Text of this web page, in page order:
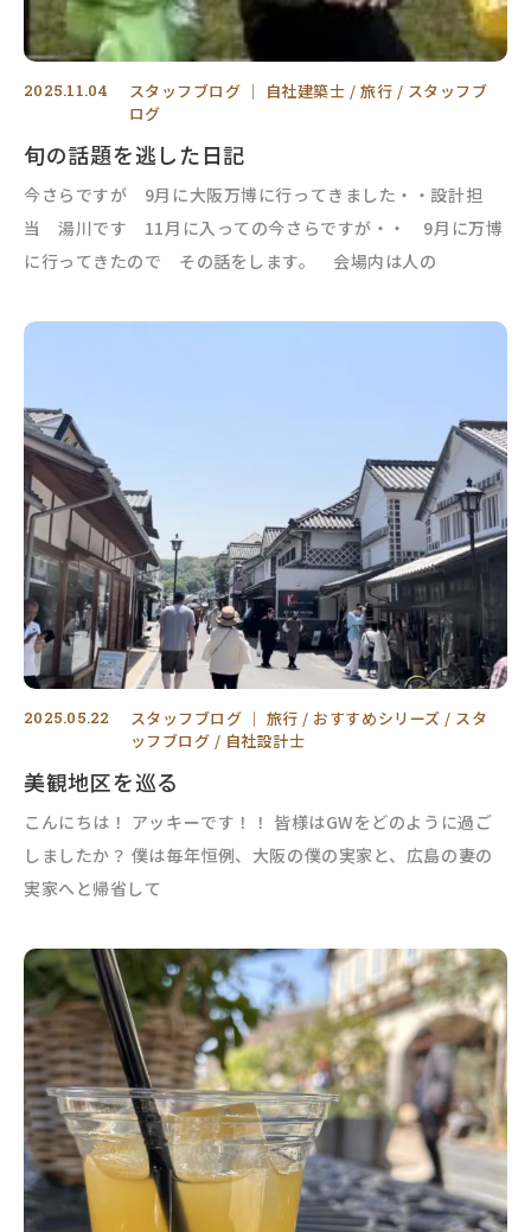
2025.11.04 スタッフブログ ｜ 自社建築士 旅行
スタッフブ
ログ
旬の話題を逃した日記
今さらですが 9月に大阪万博に行ってきました・・設計担
当 湯川です 11月に入っての今さらですが・・ 9月に万博
に行ってきたので その話をします。 会場内は人の
2025.05.22 スタッフブログ ｜ 旅行 おすすめシリーズ
スタ
ッフブログ
自社設計士
美観地区を巡る
こんにちは！ アッキーです！！ 皆様はGWをどのように過ご
しましたか？ 僕は毎年恒例、大阪の僕の実家と、広島の妻の
実家へと帰省して